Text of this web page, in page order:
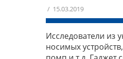
/ 15.03.2019
Исследователи из
носимых